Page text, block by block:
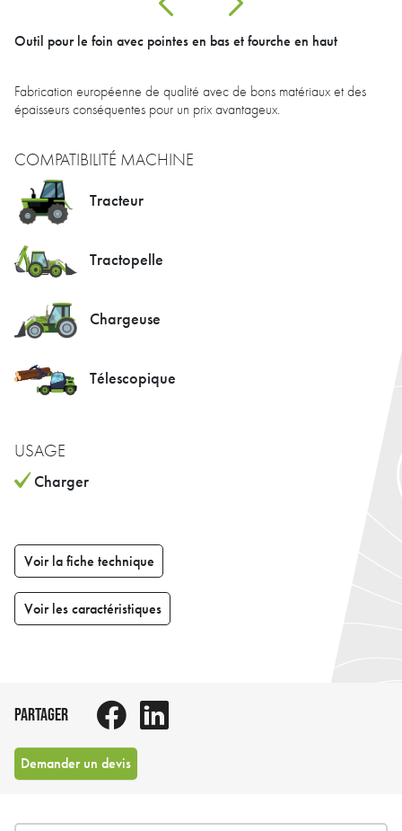
Outil pour le foin avec pointes en bas et fourche en haut
Fabrication européenne de qualité avec de bons matériaux et des
épaisseurs conséquentes pour un prix avantageux.
COMPATIBILITÉ MACHINE
Tracteur
Tractopelle
Chargeuse
Télescopique
USAGE
Charger
Voir la fiche technique
Voir les caractéristiques
PARTAGER
Demander un devis